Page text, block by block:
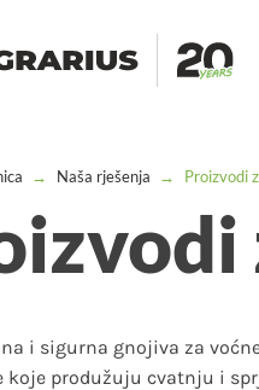
→ Naša rješenja → Proizvodi
i sigurna gnojiva za
produžuju cvatnju i